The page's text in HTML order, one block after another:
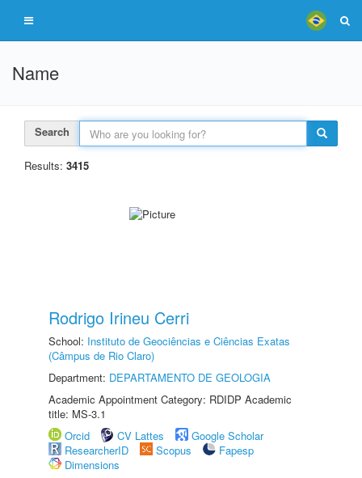
Name
Search
Results: 3415
Rodrigo Irineu Cerri
School: Instituto de Geociências e Ciências Exatas
(Câmpus de Rio Claro)
Department: DEPARTAMENTO DE GEOLOGIA
Academic Appointment Category: RDIDP Academic
title: MS-3.1
Orcid
CV Lattes
Google Scholar
ResearcherID
Scopus
Fapesp
Dimensions